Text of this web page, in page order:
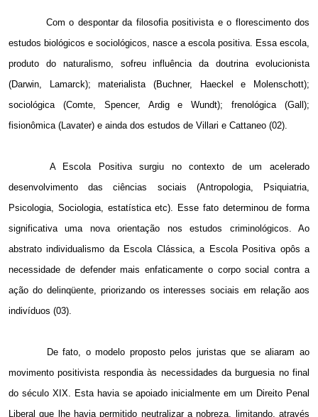
Com o despontar da filosofia positivista e o florescimento dos
estudos biológicos e sociológicos, nasce a escola positiva. Essa escola,
produto do naturalismo, sofreu influência da doutrina evolucionista
(Darwin, Lamarck); materialista (Buchner, Haeckel e Molenschott);
sociológica (Comte, Spencer, Ardig e Wundt); frenológica (Gall);
fisionômica (Lavater) e ainda dos estudos de Villari e Cattaneo (02).
A Escola Positiva surgiu no contexto de um acelerado
desenvolvimento das ciências sociais (Antropologia, Psiquiatria,
Psicologia, Sociologia, estatística etc). Esse fato determinou de forma
significativa uma nova orientação nos estudos criminológicos. Ao
abstrato individualismo da Escola Clássica, a Escola Positiva opôs a
necessidade de defender mais enfaticamente o corpo social contra a
ação do delinqüente, priorizando os interesses sociais em relação aos
indivíduos (03).
De fato, o modelo proposto pelos juristas que se aliaram ao
movimento positivista respondia às necessidades da burguesia no final
do século XIX. Esta havia se apoiado inicialmente em um Direito Penal
Liberal que lhe havia permitido neutralizar a nobreza, limitando, através